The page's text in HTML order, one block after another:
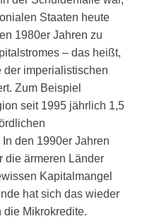
Staaten heute
1980er Jahren zu
– das heißt,
der imperialistischen
Zum Beispiel
seit 1995 jährlich 1,5
den 1990er Jahren
die ärmeren Länder
Kapitalmangel
hat sich das wieder
Mikrokredite.